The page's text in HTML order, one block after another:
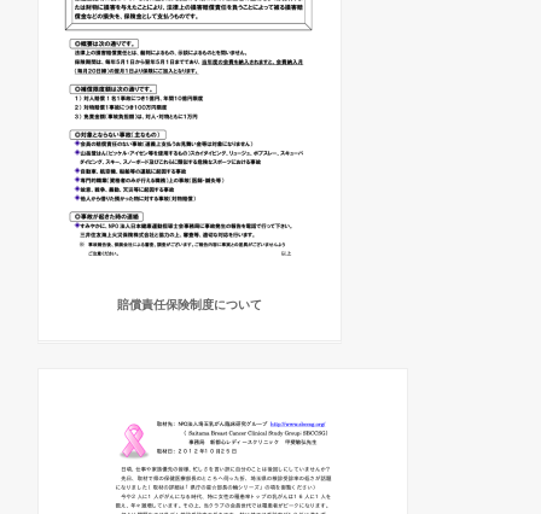
賠償責任保険制度について